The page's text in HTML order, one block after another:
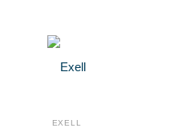
EXELL